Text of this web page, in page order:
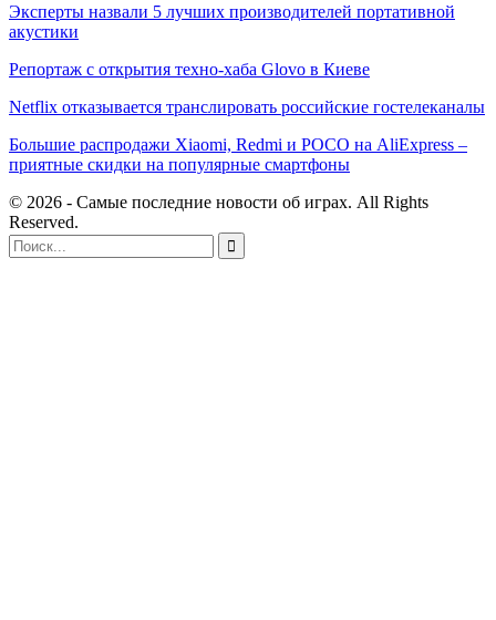
Эксперты назвали 5 лучших производителей портативной
акустики
Репортаж с открытия техно-хаба Glovo в Киеве
Netflix отказывается транслировать российские гостелеканалы
Большие распродажи Xiaomi, Redmi и POCO на AliExpress –
приятные скидки на популярные смартфоны
© 2026 - Самые последние новости об играх. All Rights
Reserved.